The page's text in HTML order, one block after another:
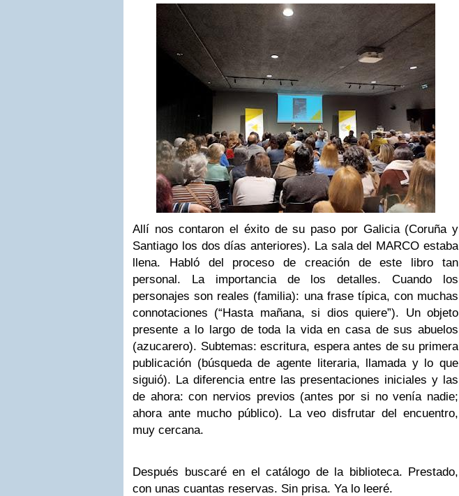
Allí nos contaron el éxito de su paso por Galicia (Coruña y
Santiago los dos días anteriores). La sala del MARCO estaba
llena. Habló del proceso de creación de este libro tan
personal. La importancia de los detalles. Cuando los
personajes son reales (familia): una frase típica, con muchas
connotaciones (“Hasta mañana, si dios quiere”). Un objeto
presente a lo largo de toda la vida en casa de sus abuelos
(azucarero). Subtemas: escritura, espera antes de su primera
publicación (búsqueda de agente literaria, llamada y lo que
siguió). La diferencia entre las presentaciones iniciales y las
de ahora: con nervios previos (antes por si no venía nadie;
ahora ante mucho público). La veo disfrutar del encuentro,
muy cercana.
Después buscaré en el catálogo de la biblioteca. Prestado,
con unas cuantas reservas. Sin prisa. Ya lo leeré.